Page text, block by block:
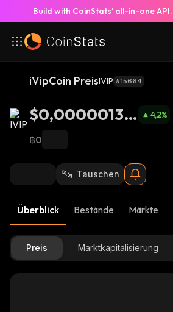
Build with CoinStats’ all-in-one API.
iVipCoin PreisIVIP #15664
$0,00000139
2
4,2%
฿0
Tauschen
Überblick Bestände Märkte
Preis Marktkapitalisierung